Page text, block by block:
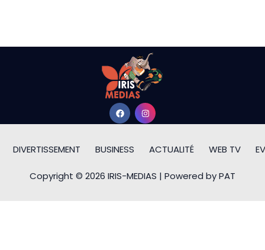
DIVERTISSEMENT BUSINESS ACTUALITÉ WEB TV
Copyright © 2026 IRIS-MEDIAS | Powered by PAT